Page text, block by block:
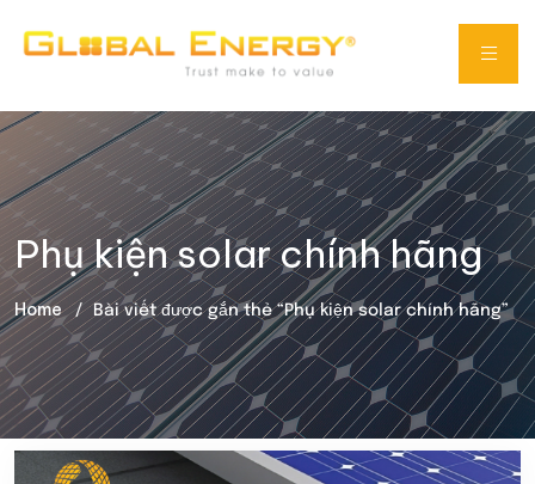
Phụ kiện solar chính hãng
Home Bài viết được gắn thẻ “Phụ kiện solar chính hãng”